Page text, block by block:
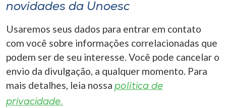
novidades da Unoesc
Usaremos seus dados para entrar em contato
com você sobre informações correlacionadas que
podem ser de seu interesse. Você pode cancelar o
envio da divulgação, a qualquer momento. Para
mais detalhes, leia nossa política de
privacidade.